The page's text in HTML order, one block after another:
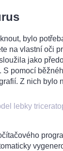
bylo
na vlastní oči
jako
S pomocí
Z nich bylo
lebky